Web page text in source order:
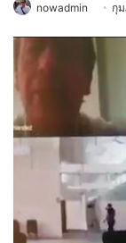
nowadmin กุ